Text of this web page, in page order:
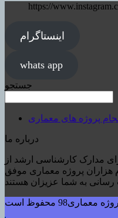
https://
اینستاگرام
whats app
جستجو
پروژه های معماری
درباره ما
مدارک کارشناسی ارشد از
هزاران پروژه معماری موفق